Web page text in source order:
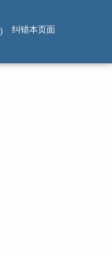
纠错本页面